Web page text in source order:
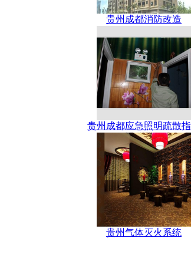
贵州成都消防改造
贵州成都应急照明疏散
贵州气体灭火系统